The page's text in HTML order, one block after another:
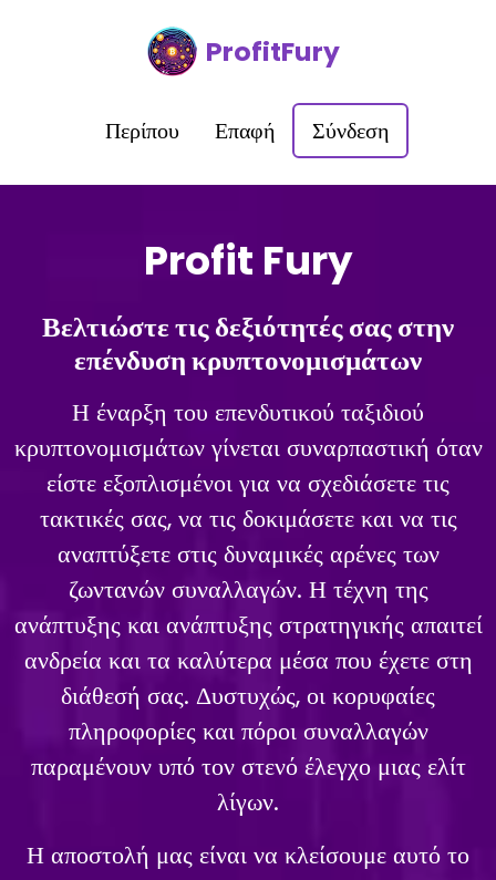
ProfitFury
Περίπου Επαφή Σύνδεση
Profit Fury
Βελτιώστε τις δεξιότητές σας στην
επένδυση κρυπτονομισμάτων
Η έναρξη του επενδυτικού ταξιδιού
κρυπτονομισμάτων γίνεται συναρπαστική όταν
είστε εξοπλισμένοι για να σχεδιάσετε τις
τακτικές σας, να τις δοκιμάσετε και να τις
αναπτύξετε στις δυναμικές αρένες των
ζωντανών συναλλαγών. Η τέχνη της
ανάπτυξης και ανάπτυξης στρατηγικής απαιτεί
ανδρεία και τα καλύτερα μέσα που έχετε στη
διάθεσή σας. Δυστυχώς, οι κορυφαίες
πληροφορίες και πόροι συναλλαγών
παραμένουν υπό τον στενό έλεγχο μιας ελίτ
λίγων.
Η αποστολή μας είναι να κλείσουμε αυτό το